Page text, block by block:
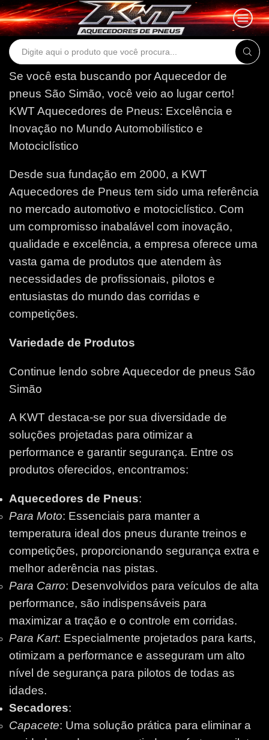
Search
Se você esta buscando por Aquecedor de
pneus São Simão, você veio ao lugar certo!
KWT Aquecedores de Pneus: Excelência e
Inovação no Mundo Automobilístico e
Motociclístico
Desde sua fundação em 2000, a KWT
Aquecedores de Pneus tem sido uma referência
no mercado automotivo e motociclístico. Com
um compromisso inabalável com inovação,
qualidade e excelência, a empresa oferece uma
vasta gama de produtos que atendem às
necessidades de profissionais, pilotos e
entusiastas do mundo das corridas e
competições.
Variedade de Produtos
Continue lendo sobre Aquecedor de pneus São
Simão
A KWT destaca-se por sua diversidade de
soluções projetadas para otimizar a
performance e garantir segurança. Entre os
produtos oferecidos, encontramos:
Aquecedores de Pneus:
Para Moto: Essenciais para manter a
temperatura ideal dos pneus durante treinos e
competições, proporcionando segurança extra e
melhor aderência nas pistas.
Para Carro: Desenvolvidos para veículos de alta
performance, são indispensáveis para
maximizar a tração e o controle em corridas.
Para Kart: Especialmente projetados para karts,
otimizam a performance e asseguram um alto
nível de segurança para pilotos de todas as
idades.
Secadores:
Capacete: Uma solução prática para eliminar a